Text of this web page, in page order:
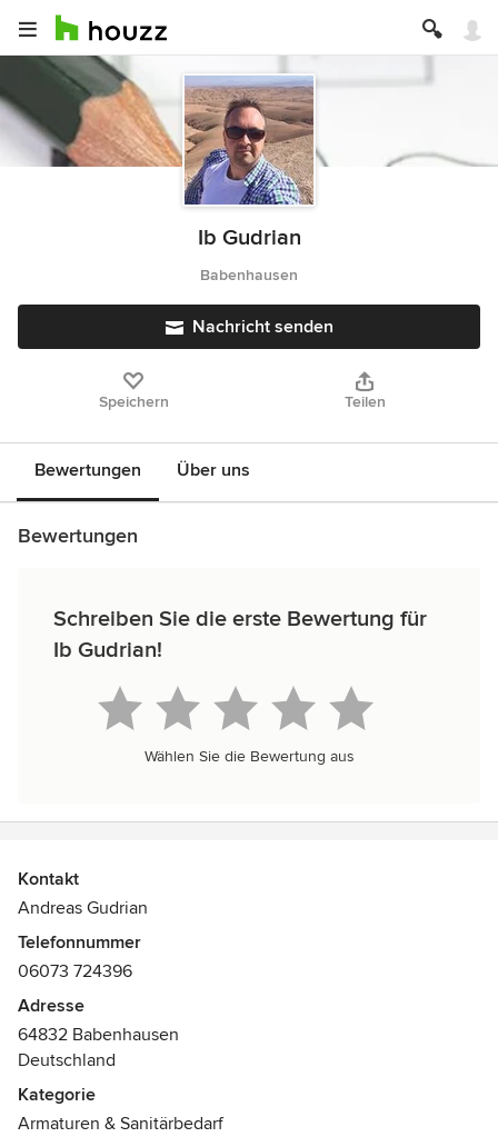
Ib Gudrian
Babenhausen
Nachricht senden
Speichern Teilen
Bewertungen Über uns
Bewertungen
Schreiben Sie die erste Bewertung für
Ib Gudrian!
Wählen Sie die Bewertung aus
Kontakt
Andreas Gudrian
Telefonnummer
06073 724396
Adresse
64832 Babenhausen
Deutschland
Kategorie
Armaturen & Sanitärbedarf